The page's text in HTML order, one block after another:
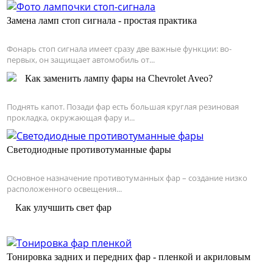
Замена ламп стоп сигнала - простая практика
Фонарь стоп сигнала имеет сразу две важные функции: во-
первых, он защищает автомобиль от...
Как заменить лампу фары на Chevrolet Aveo?
Поднять капот. Позади фар есть большая круглая резиновая
прокладка, окружающая фару и...
Светодиодные противотуманные фары
Основное назначение противотуманных фар – создание низко
расположенного освещения...
Как улучшить свет фар
Тонировка задних и передних фар - пленкой и акриловым